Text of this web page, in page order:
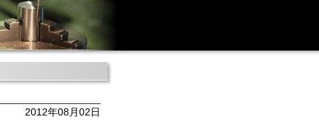
2012年08月02日